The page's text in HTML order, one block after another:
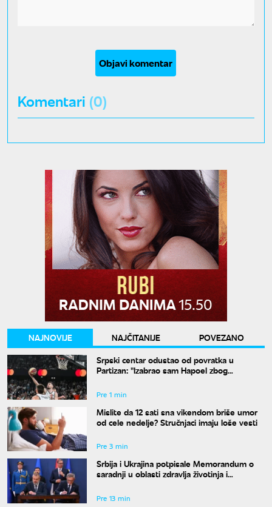
Objavi komentar
Komentari (0)
NAJNOVIJE NAJČITANIJE
POVEZANO
Srpski centar odustao od povratka u
Partizan: "Izabrao sam Hapoel zbog
Pre 1 min
Mislite da 12 sati sna vikendom briše umor
od cele nedelje? Stručnjaci imaju loše vesti
Pre 3 min
Srbija i Ukrajina potpisale Memorandum o
saradnji u oblasti zdravlja životinja i
Pre 13 min